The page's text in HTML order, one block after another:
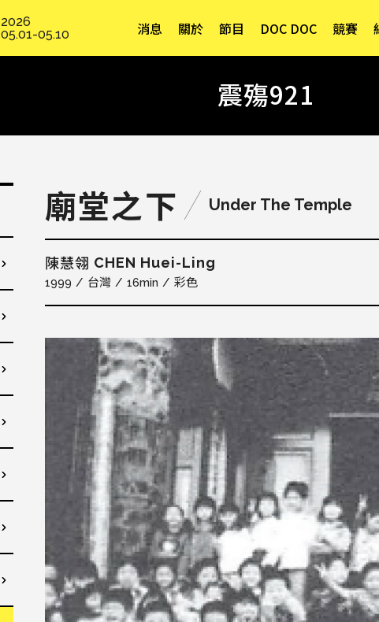
2026
05.01-05.10
消息 關於 節目 DOC DOC 競賽
震殤921
廟堂之下 Under The Temple
陳慧翎 CHEN Huei-Ling
1999 台灣 16min 彩色